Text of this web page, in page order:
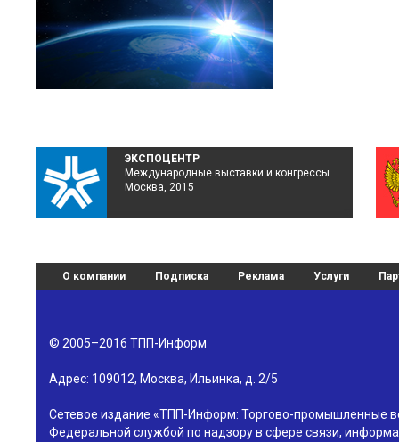
ЭКСПОЦЕНТР
Международные выставки и конгрессы
Москва, 2015
О компании Подписка Реклама Услуги
© 2005–2016 ТПП-Информ
Адрес: 109012, Москва, Ильинка, д. 2/5
Сетевое издание «ТПП-Информ: Торгово-промышленные
Федеральной службой по надзору в сфере связи,